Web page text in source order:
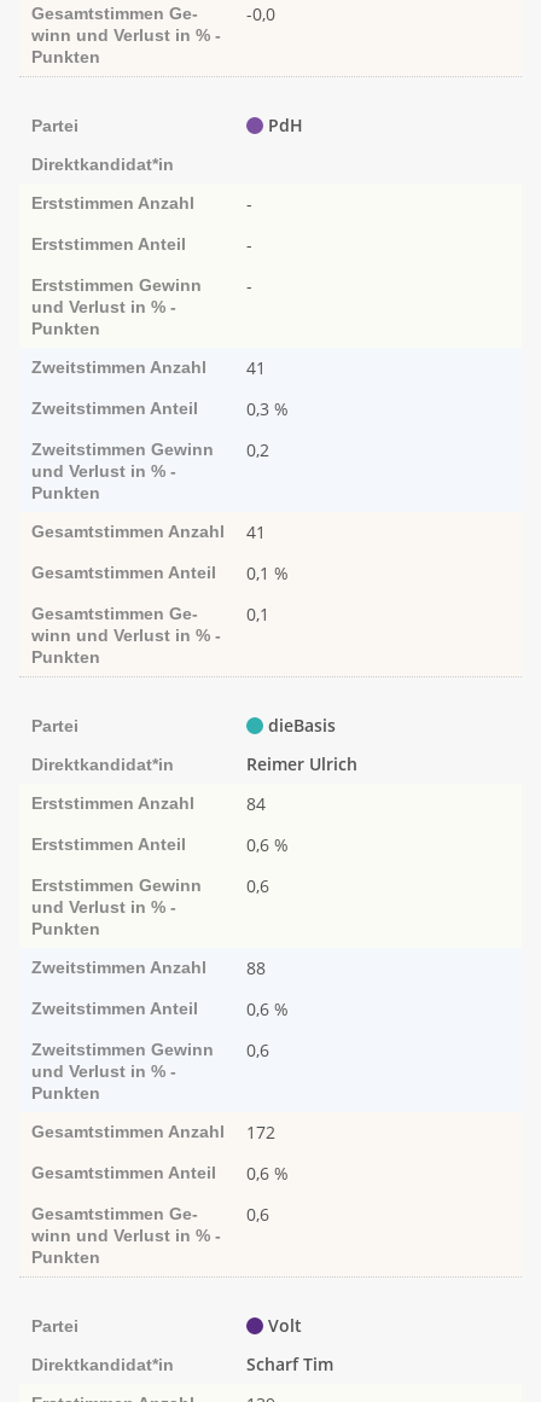
Gesamtstimmen Ge­­
winn und Ver­­lust in % -
Punk­ten
-0,0
Partei PdH
Direktkandidat*in
Erststimmen Anzahl -
Erststimmen Anteil -
Erststimmen Ge­­winn
und Ver­­lust in % -
Punk­ten
-
Zweitstimmen Anzahl 41
Zweitstimmen Anteil 0,3 %
Zweitstimmen Ge­­winn
und Ver­­lust in % -
Punk­ten
0,2
Gesamtstimmen Anzahl 41
Gesamtstimmen Anteil 0,1 %
Gesamtstimmen Ge­­
winn und Ver­­lust in % -
Punk­ten
0,1
Partei dieBasis
Direktkandidat*in Reimer Ulrich
Erststimmen Anzahl 84
Erststimmen Anteil 0,6 %
Erststimmen Ge­­winn
und Ver­­lust in % -
Punk­ten
0,6
Zweitstimmen Anzahl 88
Zweitstimmen Anteil 0,6 %
Zweitstimmen Ge­­winn
und Ver­­lust in % -
Punk­ten
0,6
Gesamtstimmen Anzahl 172
Gesamtstimmen Anteil 0,6 %
Gesamtstimmen Ge­­
winn und Ver­­lust in % -
Punk­ten
0,6
Partei Volt
Direktkandidat*in Scharf Tim